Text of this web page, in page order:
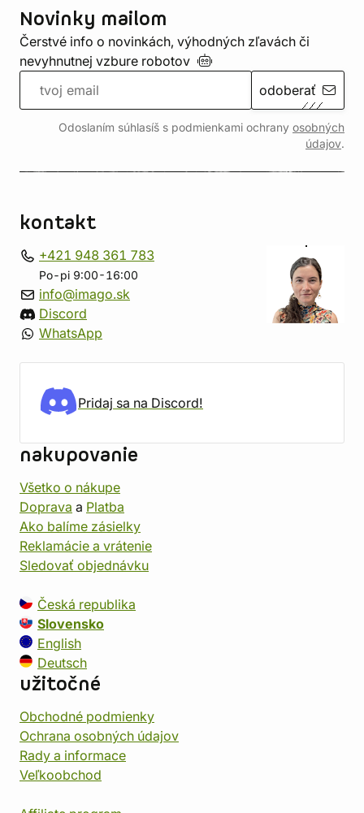
Novinky mailom
Čerstvé info o novinkách, výhodných zľavách či
nevyhnutnej vzbure robotov
odoberať
Odoslaním súhlasíš s podmienkami ochrany osobných
údajov.
kontakt
+421 948 361 783
Po-pi 9:00-16:00
info@imago.sk
Discord
WhatsApp
Pridaj sa na Discord!
nakupovanie
Všetko o nákupe
Doprava a Platba
Ako balíme zásielky
Reklamácie a vrátenie
Sledovať objednávku
Česká republika
Slovensko
English
Deutsch
užitočné
Obchodné podmienky
Ochrana osobných údajov
Rady a informace
Veľkoobchod